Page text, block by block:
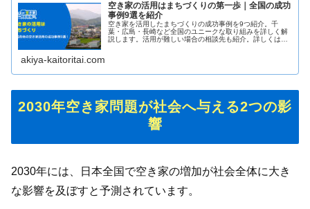
空き家の活用はまちづくりの第一歩｜全国の成功
事例9選を紹介
空き家を活用したまちづくりの成功事例を9つ紹介。千
葉・広島・長崎など全国のユニークな取り組みを詳しく解
説します。活用が難しい場合の相談先も紹介。詳しくはこ
akiya-kaitoritai.com
2030年空き家問題が社会へ与える2つの影
響
2030年には、日本全国で空き家の増加が社会全体に大き
な影響を及ぼすと予測されています。